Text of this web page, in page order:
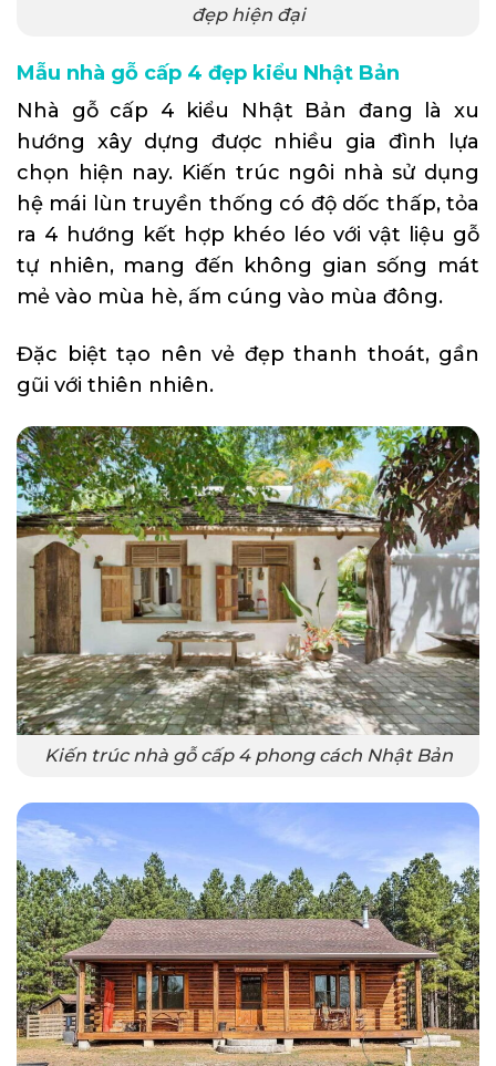
đẹp hiện đại
Mẫu nhà gỗ cấp 4 đẹp kiểu Nhật Bản
Nhà gỗ cấp 4 kiểu Nhật Bản đang là xu
hướng xây dựng được nhiều gia đình lựa
chọn hiện nay. Kiến trúc ngôi nhà sử dụng
hệ mái lùn truyền thống có độ dốc thấp, tỏa
ra 4 hướng kết hợp khéo léo với vật liệu gỗ
tự nhiên, mang đến không gian sống mát
mẻ vào mùa hè, ấm cúng vào mùa đông.
Đặc biệt tạo nên vẻ đẹp thanh thoát, gần
gũi với thiên nhiên.
Kiến trúc nhà gỗ cấp 4 phong cách Nhật Bản